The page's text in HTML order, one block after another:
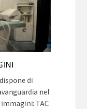
di
nel
TAC